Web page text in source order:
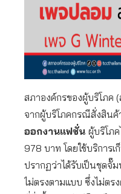
สภาองค์กรของผู้บริโภค (
จากผู้บริโภคกรณีสั่งสินค้
ออกงานแฟชั่น ผู้บริโภ
978 บาท โดยใช้บริการเ
ปรากฏว่าได้รับเป็นชุดจั๊
ไม่ตรงตามแบบ ซึ่งไม่ตร